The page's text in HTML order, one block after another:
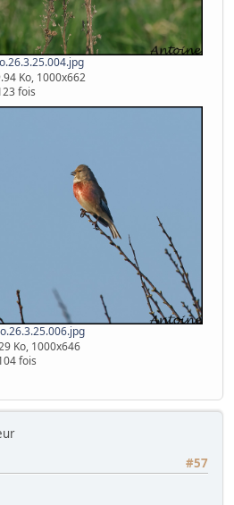
o.26.3.25.004.jpg
Ko, 1000x662
fois
o.26.3.25.006.jpg
Ko, 1000x646
fois
#57